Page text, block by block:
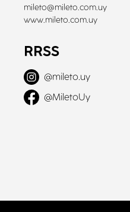
mileto@mileto.com.uy
www.mileto.com.uy
RRSS
@mileto.uy
@MiletoUy